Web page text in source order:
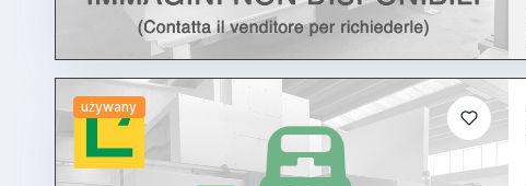
używany